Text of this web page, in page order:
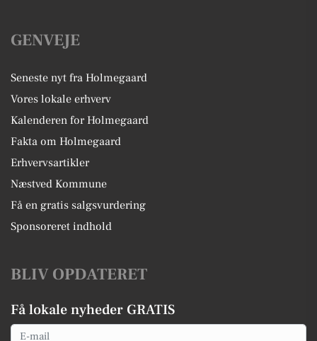
GENVEJE
Seneste nyt fra Holmegaard
Vores lokale erhverv
Kalenderen for Holmegaard
Fakta om Holmegaard
Erhvervsartikler
Næstved Kommune
Få en gratis salgsvurdering
Sponsoreret indhold
BLIV OPDATERET
Få lokale nyheder GRATIS
Email